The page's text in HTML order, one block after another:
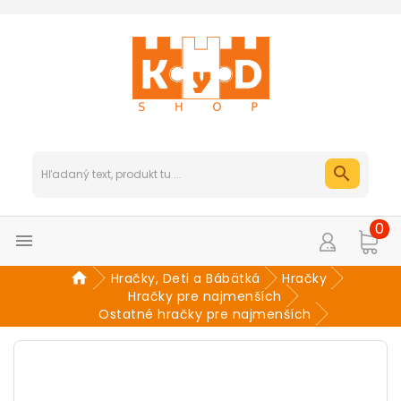

0
Hračky, Deti a Bábätká
Hračky
Hračky pre najmenších
Ostatné hračky pre najmenších